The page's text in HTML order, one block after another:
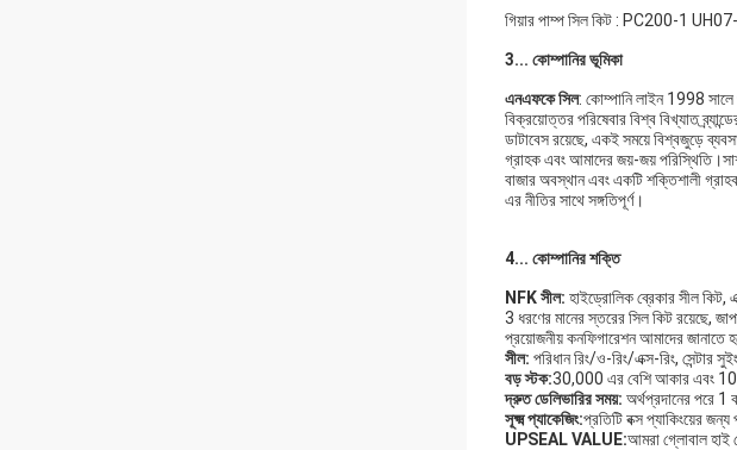
গিয়ার পাম্প সিল কিট : PC200-1
3... কোম্পানির ভূমিকা
এনএফকে সিল: কোম্পানি লাইন 1998 সালে
বিক্রয়োত্তর পরিষেবার বিশ্ব বিখ্যাত
ডাটাবেস রয়েছে, একই সময়ে বিশ্বজুড়ে
গ্রাহক এবং আমাদের জয়-জয়
বাজার অবস্থান এবং একটি শক্তিশালী
এর নীতির সাথে সঙ্গতিপূর্ণ।
4... কোম্পানির শক্তি
NFK সীল: হাইড্রোলিক ব্রেকার সীল কিট,
3 ধরণের মানের স্তরের সিল কিট রয়েছে,
প্রয়োজনীয় কনফিগারেশন আমাদের জানাতে
সীল: পরিধান রিং/ও-রিং/এক্স-রিং,
বড় স্টক:30,000 এর বেশি আকার এবং 10
দ্রুত ডেলিভারির সময়: অর্থপ্রদানের পরে 1
সূক্ষ্ম প্যাকেজিং:প্রতিটি বক্স প্যাকিংয়ের জন্য
UPSEAL VALUE:আমরা গ্লোবাল হাই